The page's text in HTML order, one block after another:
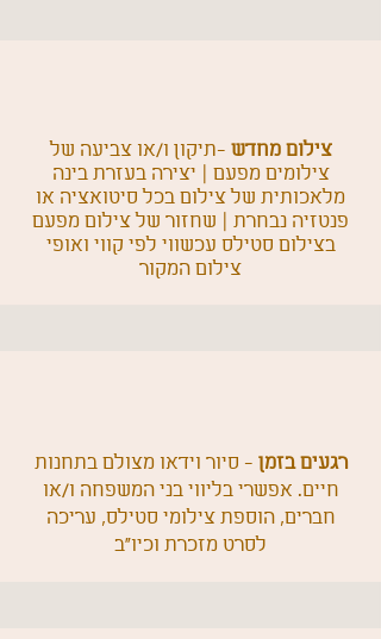
צילום מחדש -תיקון ו/או צביעה של
צילומים מפעם | יצירה בעזרת בינה
מלאכותית של צילום בכל סיטואציה או
פנטזיה נבחרת | שחזור של צילום מפעם
בצילום סטילס עכשווי לפי קווי ואופי
צילום המקור
רגעים בזמן - סיור וידאו מצולם בתחנות
חיים. אפשרי בליווי בני המשפחה ו/או
חברים, הוספת צילומי סטילס, עריכה
לסרט מזכרת וכיו"ב